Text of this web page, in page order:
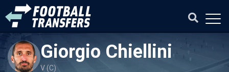
Giorgio Chiellini
V (C)